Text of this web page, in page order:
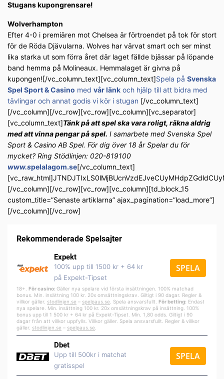
Stugans kupongrensare!
Wolverhampton
Efter 4-0 i premiären mot Chelsea är förtroendet på tok för stort
för de Röda Djävularna. Wolves har värvat smart och ser minst
lika starka ut som förra året där laget fällde bjässar på löpande
band hemma på Molineaux. Hemmalaget är givna på
kupongen![/vc_column_text][vc_column_text]Spela på Svenska
Spel Sport & Casino med vår länk och hjälp till att bidra med
tävlingar och annat godis vi kör i stugan [/vc_column_text]
[/vc_column][/vc_row][vc_row][vc_column][vc_separator]
[vc_column_text]Tänk på att spel ska vara roligt, räkna aldrig
med att vinna pengar på spel. I samarbete med Svenska Spel
Sport & Casino AB Spel. För dig över 18 år Spelar du för
mycket? Ring Stödlinjen: 020-819100
www.spelalagom.se[/vc_column_text]
[/vc_column][/vc_row][vc_row][vc_column][td_block_15
custom_title=”Senaste artiklarna” ajax_pagination=”load_more”]
[/vc_column][/vc_row]
Rekommenderade Spelsajter
Expekt
100% upp till 1500 kr + 64 kr
på Expekt-Tipset
SPELA
18+. För casino: Gäller nya spelare vid första insättningen. 100% matchad
bonus. Min. insättning 100 kr. 20x omsättningskrav. Giltigt i 90 dagar. Regler &
villkor gäller. stodlinjen.se – spelpaus.se . Spela ansvarsfullt. För betting: Endast
nya spelare. Min. insättning 100 kr. 20x omsättningskrav på insättning. 100%
bonus upp till 1 500 kr + 64 kr på Expekt-Tipset. Min. 1,80 odds. Giltigt i 90
dagar från att villkor uppfylls. Villkor gäller. Spela ansvarsfullt. Regler & villkor
gäller. stodlinjen.se – spelpaus.se
Dbet
Upp till 500kr i matchat
gratisspel
SPELA